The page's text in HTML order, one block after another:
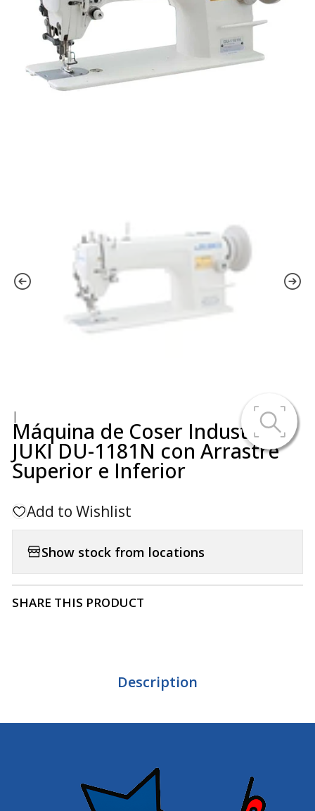
|
Máquina de Coser Industrial
JUKI DU-1181N con Arrastre
Superior e Inferior
Add to Wishlist
Show stock from locations
SHARE THIS PRODUCT
Description